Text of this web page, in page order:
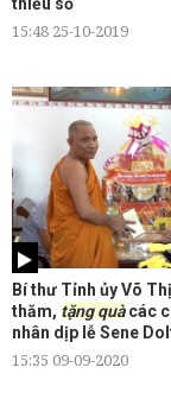
15:48 25-10-2019
Bí thư Tỉnh ủy Võ
thăm, tặng quàcác
nhân dịp lễ Sene
15:35 09-09-2020